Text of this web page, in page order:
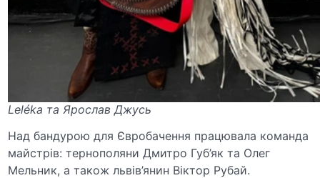
Leléka та Ярослав Джусь
Над бандурою для Євробачення працювала команда
майстрів: тернополяни Дмитро Губ’як та Олег
Мельник, а також львів’янин Віктор Рубай.